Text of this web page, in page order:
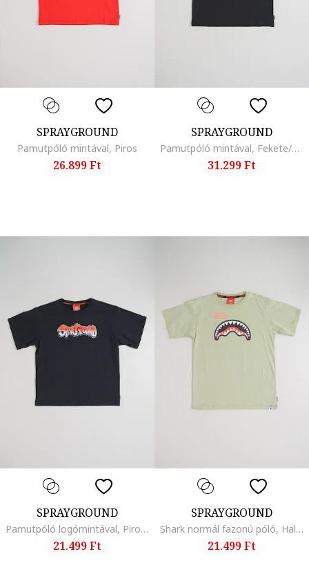
SPRAYGROUND
Pamutpóló mintával, Piros
26.899 Ft
SPRAYGROUND
Pamutpóló mintával, Fekete/Limezöld
31.299 Ft
SPRAYGROUND
Pamutpóló logómintával, Piros/Fekete
21.499 Ft
SPRAYGROUND
Shark normál fazonú póló, Halványzöld
21.499 Ft